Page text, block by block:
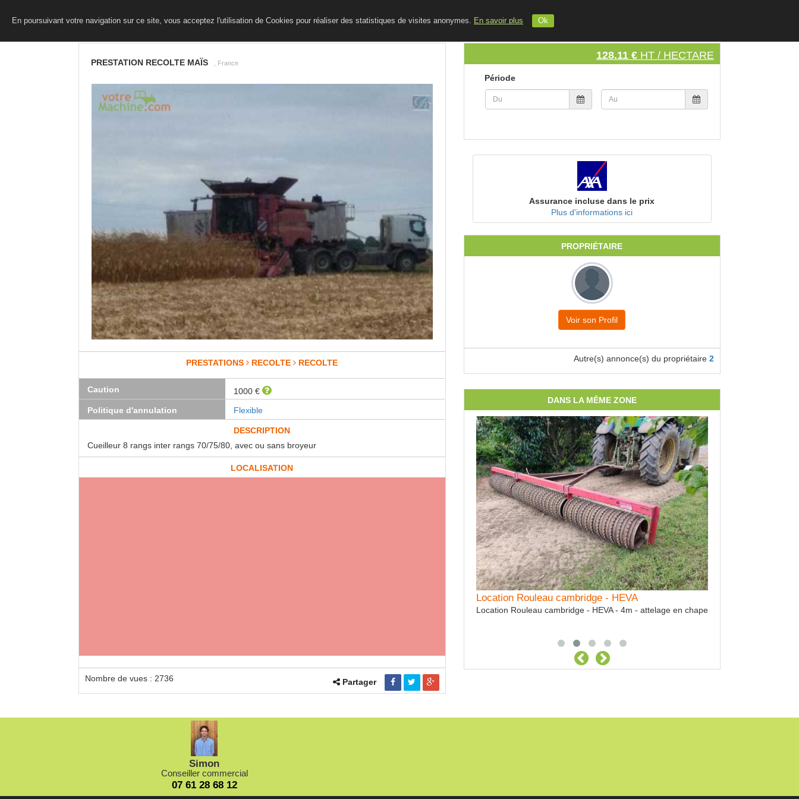
INSCRIVEZ VOTRE MATERIEL
En poursuivant votre navigation sur ce site, vous acceptez l'utilisation de Cookies pour réaliser des statistiques de visites anonymes. En savoir plus Ok
PRESTATION RECOLTE MAÏS , France
PRESTATIONS RECOLTE RECOLTE
Caution
1000 €
Politique d'annulation
Flexible
DESCRIPTION
Cueilleur 8 rangs inter rangs 70/75/80, avec ou sans broyeur
LOCALISATION
Nombre de vues : 2736 Partager
128.11 € HT / HECTARE
Période
Assurance incluse dans le prix
Plus d'informations ici
PROPRIÉTAIRE
Voir son Profil
Autre(s) annonce(s) du propriétaire 2
DANS LA MÊME ZONE
Location Rouleau cambridge - HEVA
Location Rouleau cambridge - HEVA - 4m - attelage en chape
Simon
Conseiller commercial
07 61 28 68 12